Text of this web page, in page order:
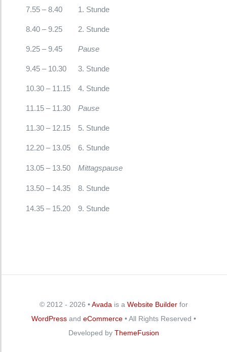
7.55 – 8.40 1. Stunde
8.40 – 9.25 2. Stunde
9.25 – 9.45 Pause
9.45 – 10.30 3. Stunde
10.30 – 11.15 4. Stunde
11.15 – 11.30 Pause
11.30 – 12.15 5. Stunde
12.20 – 13.05 6. Stunde
13.05 – 13.50 Mittagspause
13.50 – 14.35 8. Stunde
14.35 – 15.20 9. Stunde
© 2012 - 2026 •Avada is a Website Builderfor
WordPressand eCommerce• All Rights Reserved •
Developed by ThemeFusion